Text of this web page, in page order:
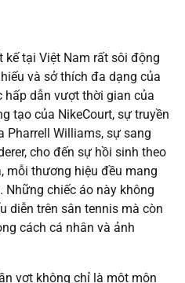
tại Việt Nam rất sôi động
và sở thích đa dạng của
dẫn vượt thời gian của
tạo của NikeCourt, sự truyền
Pharrell Williams, sự sang
cho đến sự hồi sinh theo
mỗi thương hiệu đều mang
chiếc áo này không
diễn trên sân tennis mà còn
cách cá nhân và ảnh
vợt không chỉ là một môn